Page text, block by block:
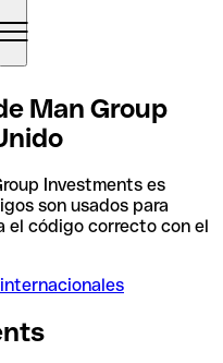
Man Group
Investments es
son usados para
el código correcto con el